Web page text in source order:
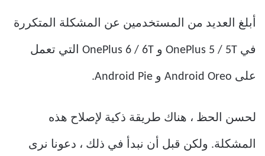
أبلغ العديد من المستخدمين عن المشكلة المتكررة
في OnePlus 5 / 5T و OnePlus 6 / 6T التي تعمل
على Android Oreo و Android Pie.
لحسن الحظ ، هناك طريقة ذكية لإصلاح هذه
المشكلة. ولكن قبل أن نبدأ في ذلك ، دعونا نرى